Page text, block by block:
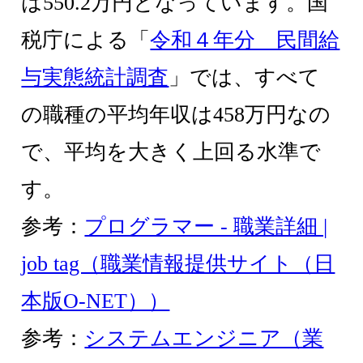
税庁による「令和４年分 民間給
与実態統計調査 」では、すべて
の職種の平均年収は458万円なの
で、平均を大きく上回る水準で
す。
参考： プログラマー - 職業詳細 |
job tag（職業情報提供サイト（日
本版O-NET））
参考： システムエンジニア（業